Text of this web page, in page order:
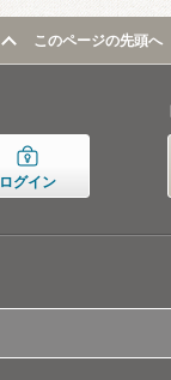
このページの先頭へ
ログイン